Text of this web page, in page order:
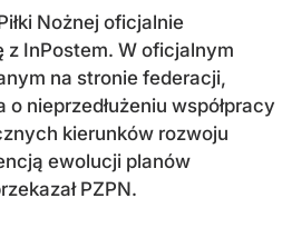
Nożnej oficjalnie
z InPostem. W oficjalnym
na stronie federacji,
nieprzedłużeniu współpracy
kierunków rozwoju
ewolucji planów
PZPN.